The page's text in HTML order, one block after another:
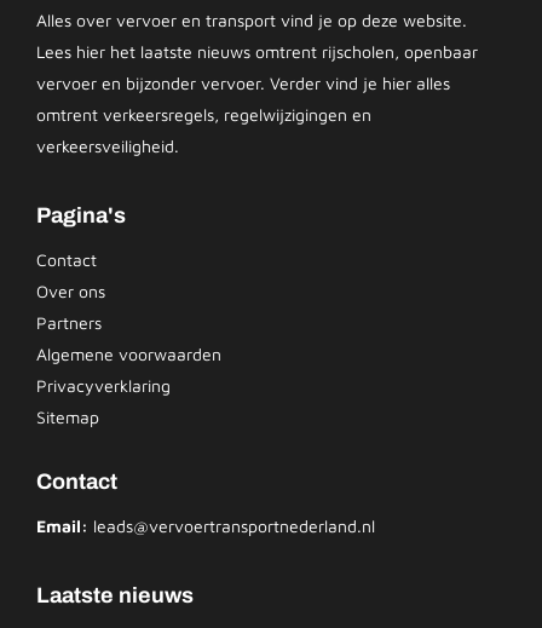
Alles over vervoer en transport vind je op deze website.
Lees hier het laatste nieuws omtrent rijscholen, openbaar
vervoer en bijzonder vervoer. Verder vind je hier alles
omtrent verkeersregels, regelwijzigingen en
verkeersveiligheid.
Pagina's
Contact
Over ons
Partners
Algemene voorwaarden
Privacyverklaring
Sitemap
Contact
Email: leads@vervoertransportnederland.nl
Laatste nieuws